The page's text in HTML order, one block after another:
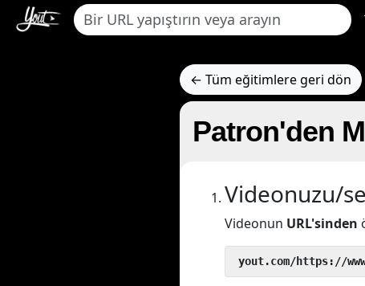
← Tüm eğitimlere geri dön
Patron'den
Videonuzu/
Videonun URL'sinden
yout.com/https://